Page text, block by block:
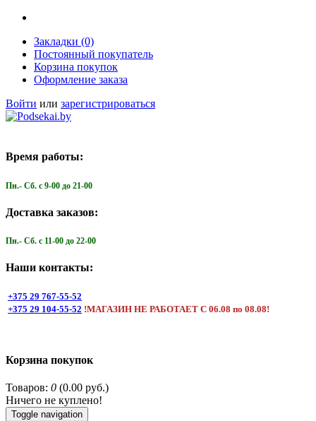
Закладки (0)
Постоянный покупатель
Корзина покупок
Оформление заказа
Войти или зарегистрироваться
Время работы:
Пн.- Cб. с 9-00 до 21-00
Доставка заказов:
Пн.- Cб. с 11-00 до 22-00
Наши контакты:
+375 29 767-55-52
+375 29 104-55-52 !МАГАЗИН НЕ РАБОТАЕТ С 06.08 по 08.08!
Корзина покупок
Товаров: 0 (0.00 руб.)
Ничего не куплено!
Toggle navigation